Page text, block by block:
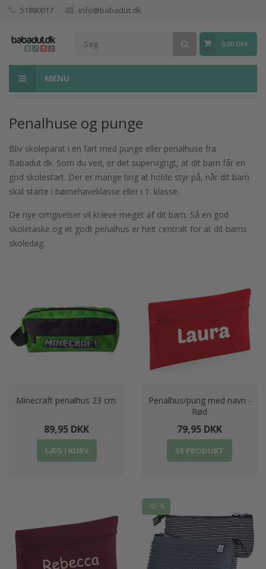
51880017 info@babadut.dk
0,00 DKK
MENU
Penalhuse og punge
Bliv skoleparat i en fart med punge eller penalhuse fra
Babadut.dk. Som du ved, er det supervigtigt, at dit barn får en
god skolestart. Der er mange ting at holde styr på, når dit barn
skal starte i børnehaveklasse eller i 1. klasse.
De nye omgivelser vil kræve meget af dit barn. Så en god
skoletaske og et godt penalhus er helt centralt for at dit barns
skoledag.
Minecraft penalhus 23 cm.
89,95 DKK
LÆG I KURV
Penalhus/pung med navn -
Rød
79,95 DKK
SE PRODUKT
-40 %